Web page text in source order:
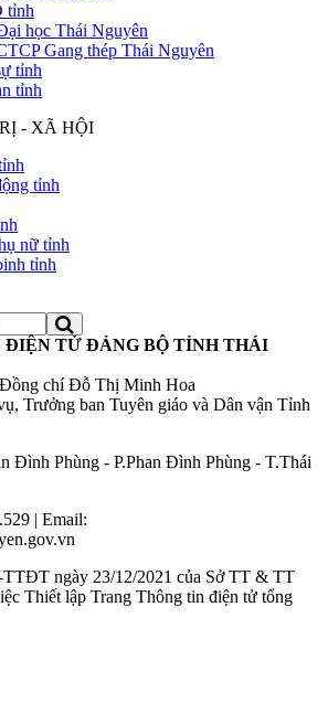
tỉnh
học Thái Nguyên
Gang thép Thái Nguyên
tỉnh
tỉnh
- XÃ HỘI
tỉnh
nữ tỉnh
tỉnh
ĐIỆN TỬ ĐẢNG BỘ TỈNH THÁI
chí Đỗ Thị Minh Hoa
Trưởng ban Tuyên giáo và Dân vận Tỉnh
Đình Phùng - P.Phan Đình Phùng - T.Thái
| Email:
TTĐT ngày 23/12/2021 của Sở TT & TT
Thiết lập Trang Thông tin điện tử tổng